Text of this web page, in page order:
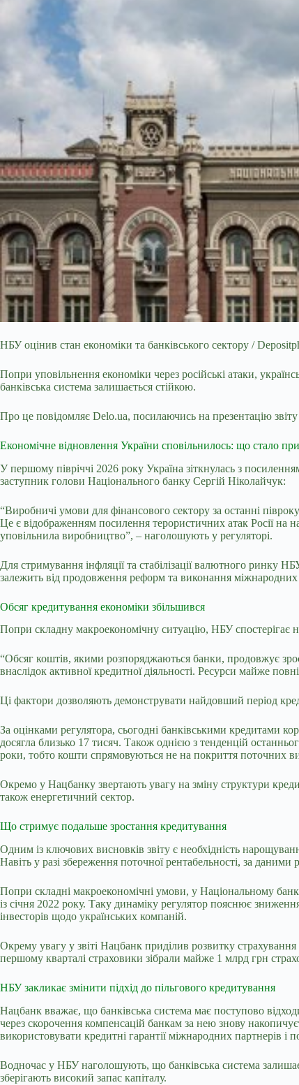
НБУ оцінив стан економіки та банківського сектору /
Попри уповільнення економіки через російські атаки,
банківська система залишається стійкою.
Про це повідомляє Delo.ua, посилаючись на презентацію
Економічне відновлення України сповільнилось: що стало
У першому півріччі 2026 року Україна зіткнулась з
заступник голови Національного банку Сергій Ніколайчук:
“Виробничі умови для фінансового сектору за останні
Це є відображенням посилення терористичних атак Росії на
уповільнила виробництво”, – наголошують у регуляторі.
Для стримування інфляції та стабілізації валютного ринку
залежить від продовження реформ та виконання міжнародних
Обсяг кредитування економіки збільшився
Попри складну макроекономічну ситуацію, НБУ спостерігає
“Обсяг коштів, якими розпоряджаються банки, продовжує
внаслідок активної кредитної діяльності. Ресурси майже
Ці фактори дозволяють демонструвати найдовший період
За оцінками регулятора, сьогодні банківськими кредитами
досягла близько 17 тисяч. Також однією з тенденцій
роки, тобто кошти спрямовуються не на покриття поточних
Окремо у Нацбанку звертають увагу на зміну структури
також енергетичний сектор.
Що стримує подальше зростання кредитування
Одним із ключових висновків звіту є необхідність
Навіть у разі збереження поточної рентабельності, за
Попри складні макроекономічні умови, у Національному
із січня 2022 року. Таку динаміку регулятор пояснює
інвесторів щодо українських компаній.
Окрему увагу у звіті Нацбанк приділив розвитку
першому кварталі страховики зібрали майже 1 млрд грн
НБУ закликає змінити підхід до пільгового кредитування
Нацбанк вважає, що банківська система має поступово
через скорочення компенсацій банкам за нею знову
використовувати кредитні гарантії міжнародних партнерів і
Водночас у НБУ наголошують, що банківська система
зберігають високий запас капіталу.